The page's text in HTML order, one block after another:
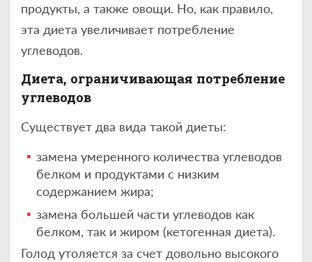
продукты, а также овощи. Но, как правило,
эта диета увеличивает потребление
углеводов.
Диета, ограничивающая потребление
углеводов
Существует два вида такой диеты:
замена умеренного количества углеводов
белком и продуктами с низким
содержанием жира;
замена большей части углеводов как
белком, так и жиром (кетогенная диета).
Голод утоляется за счет довольно высокого